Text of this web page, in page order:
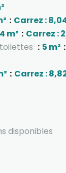
Carrez :
4 m²
Carrez :
5 m²
Carrez :
disponibles